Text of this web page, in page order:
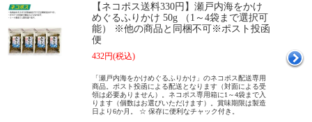
【ネコポス送料330円】瀬戸内海をかけ
めぐるふりかけ 50g （1～4袋まで選択可
能） ※他の商品と同梱不可※ポスト投函
便
432円(税込)
「瀬戸内海をかけめぐるふりかけ」のネコポス配送専用
商品。ポスト投函による配送となります（対面による受
領は必要ありません）。ネコポス専用箱に1～4袋まで入
ります（個数はお選びいただけます）。賞味期限は製造
日より6か月。 ☆ 保存に便利なチャック付き。